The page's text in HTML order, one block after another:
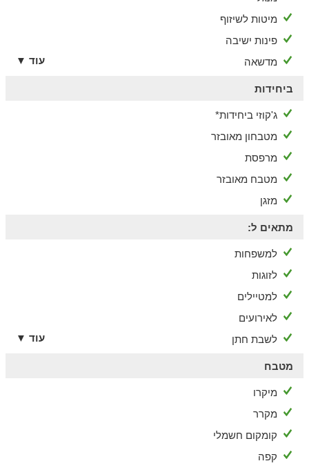
מיטות לשיזוף
פינות ישיבה
מדשאה
עוד ▼
ביחידות
ג'קוזי ביחידות*
מטבחון מאובזר
מרפסת
מטבח מאובזר
מזגן
מתאים ל:
למשפחות
לזוגות
למטיילים
לאירועים
לשבת חתן
עוד ▼
מטבח
מיקרו
מקרר
קומקום חשמלי
קפה